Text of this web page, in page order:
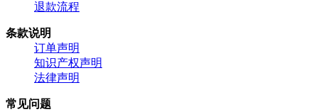
退款流程
条款说明
订单声明
知识产权声明
法律声明
常见问题